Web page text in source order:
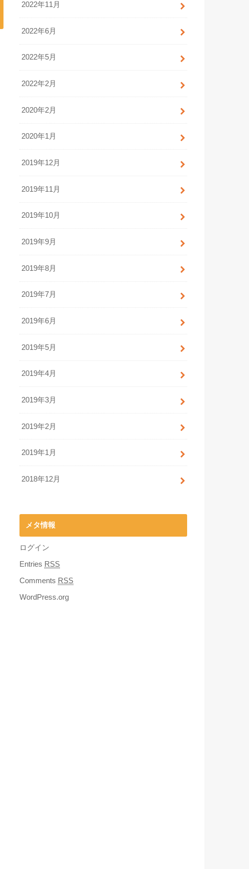
2022年11月
2022年6月
2022年5月
2022年2月
2020年2月
2020年1月
2019年12月
2019年11月
2019年10月
2019年9月
2019年8月
2019年7月
2019年6月
2019年5月
2019年4月
2019年3月
2019年2月
2019年1月
2018年12月
メタ情報
ログイン
Entries RSS
Comments RSS
WordPress.org